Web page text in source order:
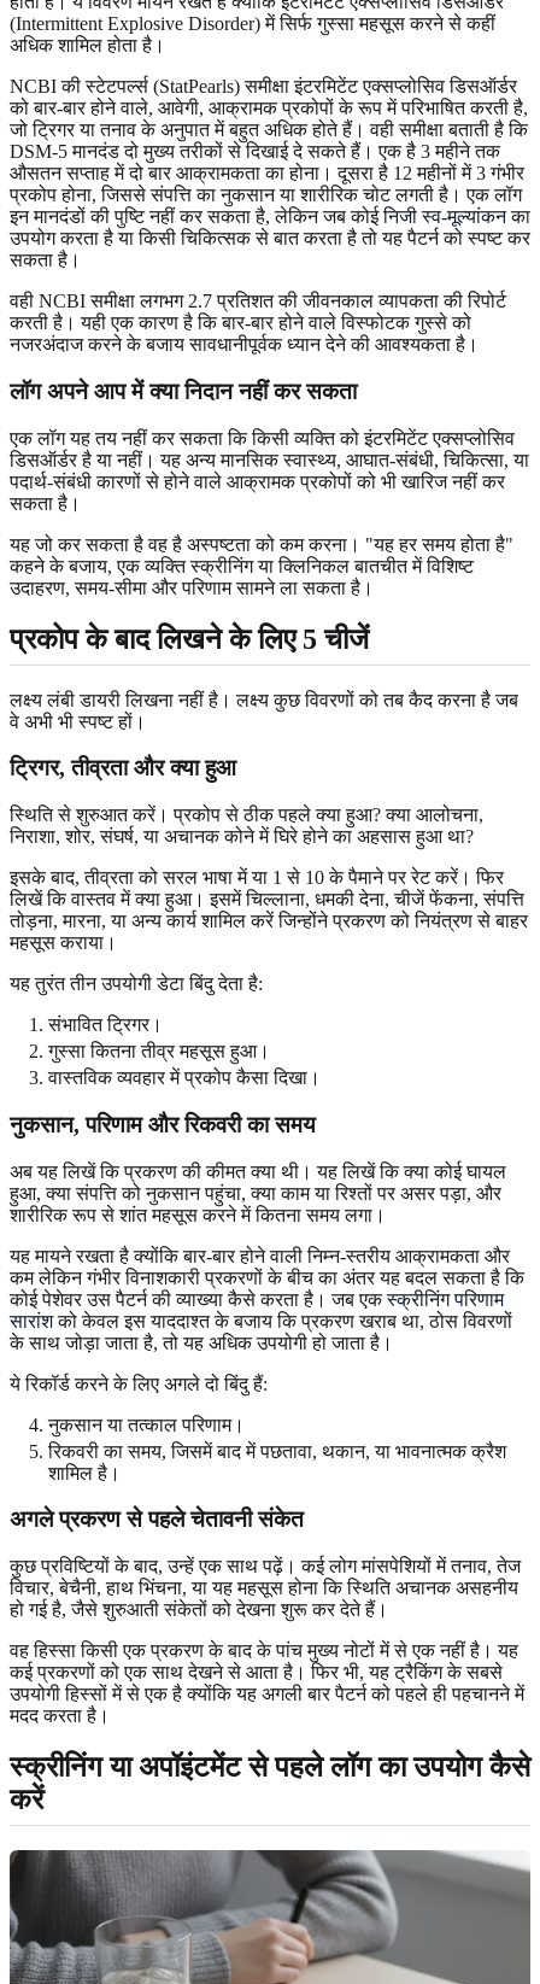
(Intermittent Explosive Disorder) में सिर्फ गुस्सा महसूस करने से कहीं
अधिक शामिल होता है।
NCBI की स्टेटपर्ल्स (StatPearls) समीक्षा इंटरमिटेंट एक्सप्लोसिव डिसऑर्डर
को बार-बार होने वाले, आवेगी, आक्रामक प्रकोपों के रूप में परिभाषित करती है,
जो ट्रिगर या तनाव के अनुपात में बहुत अधिक होते हैं। वही समीक्षा बताती है कि
DSM-5 मानदंड दो मुख्य तरीकों से दिखाई दे सकते हैं। एक है 3 महीने तक
औसतन सप्ताह में दो बार आक्रामकता का होना। दूसरा है 12 महीनों में 3 गंभीर
प्रकोप होना, जिससे संपत्ति का नुकसान या शारीरिक चोट लगती है। एक लॉग
इन मानदंडों की पुष्टि नहीं कर सकता है, लेकिन जब कोईनिजी स्व-मूल्यांकनका
उपयोग करता है या किसी चिकित्सक से बात करता है तो यह पैटर्न को स्पष्ट कर
सकता है।
वही NCBI समीक्षा लगभग 2.7 प्रतिशत की जीवनकाल व्यापकता की रिपोर्ट
करती है। यही एक कारण है कि बार-बार होने वाले विस्फोटक गुस्से को
नजरअंदाज करने के बजाय सावधानीपूर्वक ध्यान देने की आवश्यकता है।
लॉग अपने आप में क्या निदान नहीं कर सकता
एक लॉग यह तय नहीं कर सकता कि किसी व्यक्ति को इंटरमिटेंट एक्सप्लोसिव
डिसऑर्डर है या नहीं। यह अन्य मानसिक स्वास्थ्य, आघात-संबंधी, चिकित्सा, या
पदार्थ-संबंधी कारणों से होने वाले आक्रामक प्रकोपों को भी खारिज नहीं कर
सकता है।
यह जो कर सकता है वह है अस्पष्टता को कम करना। "यह हर समय होता है"
कहने के बजाय, एक व्यक्ति स्क्रीनिंग या क्लिनिकल बातचीत में विशिष्ट
उदाहरण, समय-सीमा और परिणाम सामने ला सकता है।
प्रकोप के बाद लिखने के लिए 5 चीजें
लक्ष्य लंबी डायरी लिखना नहीं है। लक्ष्य कुछ विवरणों को तब कैद करना है जब
वे अभी भी स्पष्ट हों।
ट्रिगर, तीव्रता और क्या हुआ
स्थिति से शुरुआत करें। प्रकोप से ठीक पहले क्या हुआ? क्या आलोचना,
निराशा, शोर, संघर्ष, या अचानक कोने में घिरे होने का अहसास हुआ था?
इसके बाद, तीव्रता को सरल भाषा में या 1 से 10 के पैमाने पर रेट करें। फिर
लिखें कि वास्तव में क्या हुआ। इसमें चिल्लाना, धमकी देना, चीजें फेंकना, संपत्ति
तोड़ना, मारना, या अन्य कार्य शामिल करें जिन्होंने प्रकरण को नियंत्रण से बाहर
महसूस कराया।
यह तुरंत तीन उपयोगी डेटा बिंदु देता है:
संभावित ट्रिगर।
गुस्सा कितना तीव्र महसूस हुआ।
वास्तविक व्यवहार में प्रकोप कैसा दिखा।
नुकसान, परिणाम और रिकवरी का समय
अब यह लिखें कि प्रकरण की कीमत क्या थी। यह लिखें कि क्या कोई घायल
हुआ, क्या संपत्ति को नुकसान पहुंचा, क्या काम या रिश्तों पर असर पड़ा, और
शारीरिक रूप से शांत महसूस करने में कितना समय लगा।
यह मायने रखता है क्योंकि बार-बार होने वाली निम्न-स्तरीय आक्रामकता और
कम लेकिन गंभीर विनाशकारी प्रकरणों के बीच का अंतर यह बदल सकता है कि
कोई पेशेवर उस पैटर्न की व्याख्या कैसे करता है। जब एकस्क्रीनिंग परिणाम
सारांशको केवल इस याददाश्त के बजाय कि प्रकरण खराब था, ठोस विवरणों
के साथ जोड़ा जाता है, तो यह अधिक उपयोगी हो जाता है।
ये रिकॉर्ड करने के लिए अगले दो बिंदु हैं:
नुकसान या तत्काल परिणाम।
रिकवरी का समय, जिसमें बाद में पछतावा, थकान, या भावनात्मक क्रैश
शामिल है।
अगले प्रकरण से पहले चेतावनी संकेत
कुछ प्रविष्टियों के बाद, उन्हें एक साथ पढ़ें। कई लोग मांसपेशियों में तनाव, तेज
विचार, बेचैनी, हाथ भिंचना, या यह महसूस होना कि स्थिति अचानक असहनीय
हो गई है, जैसे शुरुआती संकेतों को देखना शुरू कर देते हैं।
वह हिस्सा किसी एक प्रकरण के बाद के पांच मुख्य नोटों में से एक नहीं है। यह
कई प्रकरणों को एक साथ देखने से आता है। फिर भी, यह ट्रैकिंग के सबसे
उपयोगी हिस्सों में से एक है क्योंकि यह अगली बार पैटर्न को पहले ही पहचानने में
मदद करता है।
स्क्रीनिंग या अपॉइंटमेंट से पहले लॉग का उपयोग कैसे
करें